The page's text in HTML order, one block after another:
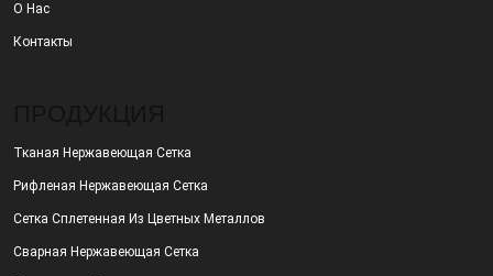
О Нас
Контакты
Тканая Нержавеющая Сетка
Рифленая Нержавеющая Сетка
Сетка Сплетенная Из Цветных Металлов
Сварная Нержавеющая Сетка